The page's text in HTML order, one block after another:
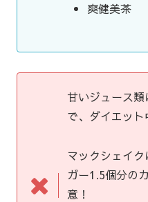
爽健美茶
甘いジュース
で、ダイエット
マックシェイ
ガー1.5個分の
意！